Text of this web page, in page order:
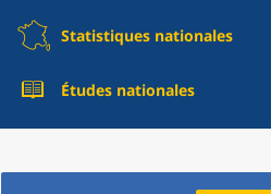
Statistiques nationales
Études nationales